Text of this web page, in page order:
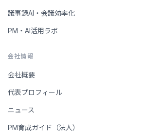
議事録AI・会議効率化
PM・AI活用ラボ
会社情報
会社概要
代表プロフィール
ニュース
PM育成ガイド（法人）